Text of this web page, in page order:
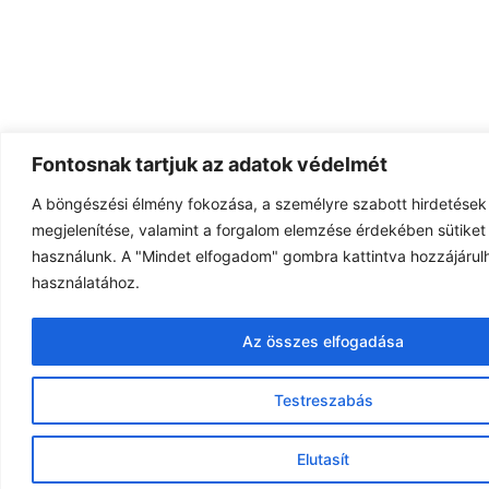
Fontosnak tartjuk az adatok védelmét
A böngészési élmény fokozása, a személyre szabott
megjelenítése, valamint a forgalom elemzése érdekében
használunk. A "Mindet elfogadom" gombra kattintva
használatához.
Testreszabás
Elutasít
Az összes elfogadása